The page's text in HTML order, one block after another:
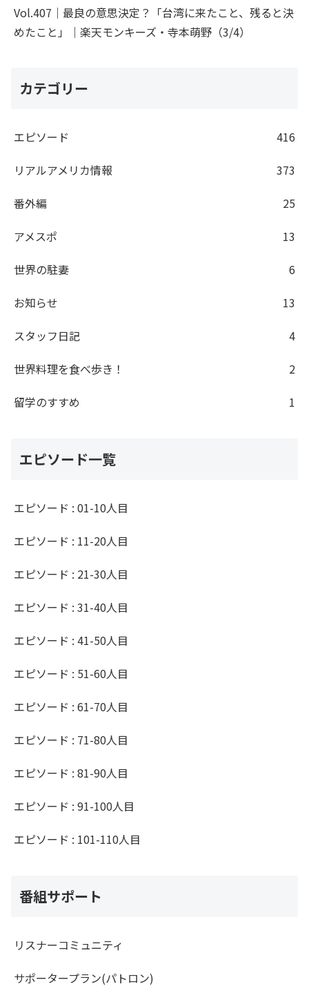
Vol.407｜最良の意思決定？「台湾に来たこと、残ると決
めたこと」｜楽天モンキーズ・寺本萌野（3/4）
カテゴリー
エピソード
416
リアルアメリカ情報
373
番外編
25
アメスポ
13
世界の駐妻
6
お知らせ
13
スタッフ日記
4
世界料理を食べ歩き！
2
留学のすすめ
1
エピソード一覧
エピソード : 01-10人目
エピソード : 11-20人目
エピソード : 21-30人目
エピソード : 31-40人目
エピソード : 41-50人目
エピソード : 51-60人目
エピソード : 61-70人目
エピソード : 71-80人目
エピソード : 81-90人目
エピソード : 91-100人目
エピソード : 101-110人目
番組サポート
リスナーコミュニティ
サポータープラン(パトロン)